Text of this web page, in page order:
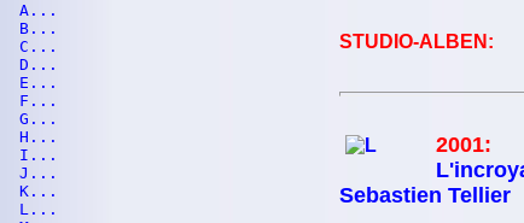
STUDIO-ALBEN:
2001:
Sebastien Tellier
A...
B...
C...
D...
E...
F...
G...
H...
I...
J...
K...
L...